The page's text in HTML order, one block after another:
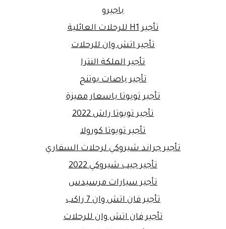
باجيرو
تأجير H1 للرحلات العائلية
تأجير اتش وان للرحلات
تأجير الملكة النترا
تأجير باصات يوتنج
تأجير تويوتا باسعار مميزة
تأجير تويوتا راش 2022
تأجير تويوتا كورولا
تأجير جراند شيروكي لرحلات السفاري
تأجير جيب شيروكي 2022
تأجير سيارات مرسيدس
تأجير فان اتش وان 7 راكب
تأجير فان اتش وان للرحلات